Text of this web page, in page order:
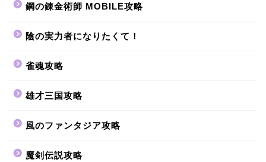
鋼の錬金術師 MOBILE攻略
陰の実力者になりたくて！
雀魂攻略
雄才三国攻略
風のファンタジア攻略
魔剣伝説攻略